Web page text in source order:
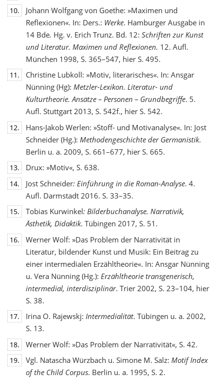
10.
Johann Wolfgang von Goethe: »Maximen und
Reflexionen«. In: Ders.: Werke. Hamburger Ausgabe in
14 Bde. Hg. v. Erich Trunz. Bd. 12: Schriften zur Kunst
und Literatur. Maximen und Reflexionen. 12. Aufl.
München 1998, S. 365–547, hier S. 495.
11.
Christine Lubkoll: »Motiv, literarisches«. In: Ansgar
Nünning (Hg): Metzler-Lexikon. Literatur- und
Kulturtheorie. Ansätze – Personen – Grundbegriffe. 5.
Aufl. Stuttgart 2013, S. 542f., hier S. 542.
12.
Hans-Jakob Werlen: »Stoff- und Motivanalyse«. In: Jost
Schneider (Hg.): Methodengeschichte der Germanistik.
Berlin u. a. 2009, S. 661–677, hier S. 665.
13. Drux: »Motiv«, S. 638.
14. Jost Schneider: Einführung in die Roman-Analyse. 4.
Aufl. Darmstadt 2016. S. 33–35.
15. Tobias Kurwinkel: Bilderbuchanalyse. Narrativik,
Ästhetik, Didaktik. Tübingen 2017, S. 51.
16.
Werner Wolf: »Das Problem der Narrativität in
Literatur, bildender Kunst und Musik: Ein Beitrag zu
einer intermedialen Erzähltheorie«. In: Ansgar Nünning
u. Vera Nünning (Hg.): Erzähltheorie transgenerisch,
intermedial, interdisziplinär. Trier 2002, S. 23–104, hier
S. 38.
17. Irina O. Rajewskj: Intermedialität. Tübingen u. a. 2002,
S. 13.
18. Werner Wolf: »Das Problem der Narrativität«, S. 42.
19. Vgl. Natascha Würzbach u. Simone M. Salz: Motif Index
of the Child Corpus. Berlin u. a. 1995, S. 2.